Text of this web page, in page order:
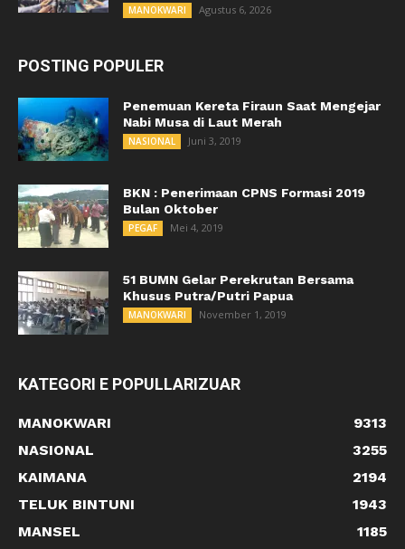
MANOKWARI Agustus 6, 2026
POSTING POPULER
Penemuan Kereta Firaun Saat Mengejar
Nabi Musa di Laut Merah
NASIONAL Juni 3, 2019
BKN : Penerimaan CPNS Formasi 2019
Bulan Oktober
PEGAF Mei 4, 2019
51 BUMN Gelar Perekrutan Bersama
Khusus Putra/Putri Papua
MANOKWARI November 1, 2019
KATEGORI E POPULLARIZUAR
MANOKWARI
9313
NASIONAL
3255
KAIMANA
2194
TELUK BINTUNI
1943
MANSEL
1185